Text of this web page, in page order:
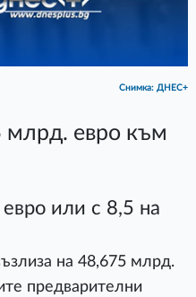
Снимка: ДНЕС+
млрд. евро към
или с 8,5 на
на 48,675 млрд.
предварителни